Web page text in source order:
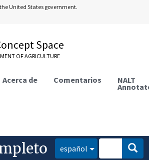
United States government.
Space
OF AGRICULTURE
Acerca de Comentarios NALT
español